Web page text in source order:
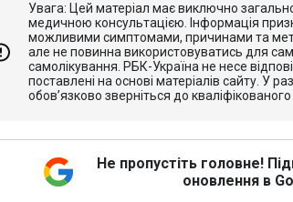
Увага: Цей матеріал має виключно
медичною консультацією. Інформація
можливими симптомами, причинами та
але не повинна використовуватись для
самолікування. РБК-Україна не несе
поставлені на основі матеріалів сайту. У
обов’язково зверніться до кваліфікованого
Не пропустіть головне!
оновлення в